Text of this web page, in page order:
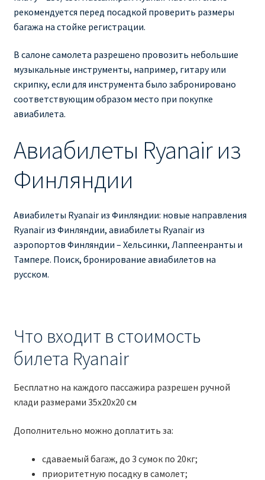
рекомендуется перед посадкой проверить размеры
багажа на стойке регистрации.
В салоне самолета разрешено провозить небольшие
музыкальные инструменты, например, гитару или
скрипку, если для инструмента было забронировано
соответствующим образом место при покупке
авиабилета.
Авиабилеты Ryanair из
Финляндии
Авиабилеты Ryanair из Финляндии: новые направления
Ryanair из Финляндии, авиабилеты Ryanair из
аэропортов Финляндии – Хельсинки, Лаппеенранты и
Тампере. Поиск, бронирование авиабилетов на
русском.
Что входит в стоимость
билета Ryanair
Бесплатно на каждого пассажира разрешен ручной
клади размерами 35x20x20 см
Дополнительно можно доплатить за:
сдаваемый багаж, до 3 сумок по 20кг;
приоритетную посадку в самолет;